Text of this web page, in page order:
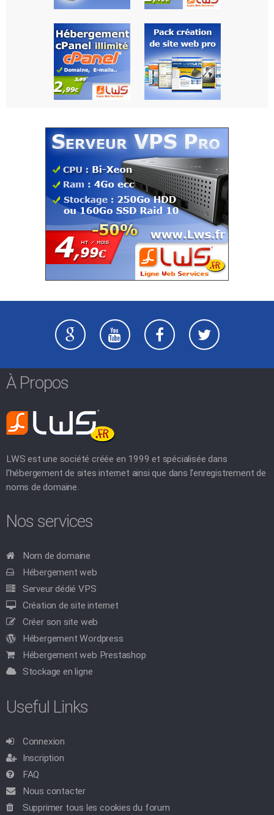
À Propos
LWS est une société créée en 1999 et spécialisée dans
l'hébergement de sites internet ainsi que dans l'enregistrement de
noms de domaine.
Nos services
Nom de domaine
Hébergement web
Serveur dédié VPS
Création de site internet
Créer son site web
Hébergement Wordpress
Hébergement web Prestashop
Stockage en ligne
Useful Links
Connexion
Inscription
FAQ
Nous contacter
Supprimer tous les cookies du forum